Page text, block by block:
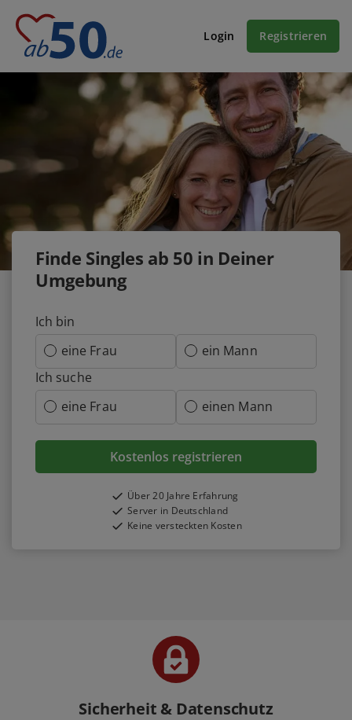
Login Registrieren
Finde Singles ab 50 in Deiner
Umgebung
Ich bin
eine Frau
ein Mann
Ich suche
eine Frau
einen Mann
Kostenlos registrieren
Über 20 Jahre Erfahrung
Server in Deutschland
Keine versteckten Kosten
Sicherheit & Datenschutz